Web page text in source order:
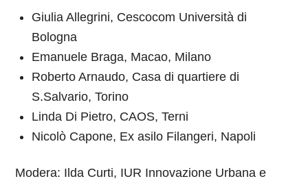
Giulia Allegrini, Cescocom Università di
Bologna
Emanuele Braga, Macao, Milano
Roberto Arnaudo, Casa di quartiere di
S.Salvario, Torino
Linda Di Pietro, CAOS, Terni
Nicolò Capone, Ex asilo Filangeri, Napoli
Modera: Ilda Curti, IUR Innovazione Urbana e